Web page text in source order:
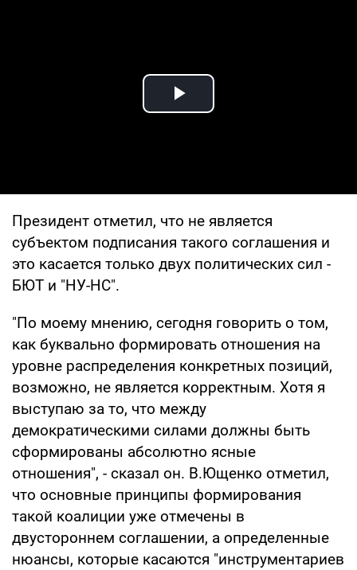
Play Video
Президент отметил, что не является
субъектом подписания такого соглашения и
это касается только двух политических сил -
БЮТ и "НУ-НС".
"По моему мнению, сегодня говорить о том,
как буквально формировать отношения на
уровне распределения конкретных позиций,
возможно, не является корректным. Хотя я
выступаю за то, что между
демократическими силами должны быть
сформированы абсолютно ясные
отношения", - сказал он. В.Ющенко отметил,
что основные принципы формирования
такой коалиции уже отмечены в
двустороннем соглашении, а определенные
нюансы, которые касаются "инструментариев